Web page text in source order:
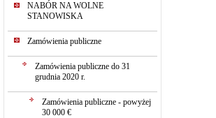
NABÓR NA WOLNE
STANOWISKA
Zamówienia publiczne
Zamówienia publiczne do 31
grudnia 2020 r.
Zamówienia publiczne - powyżej
30 000 €